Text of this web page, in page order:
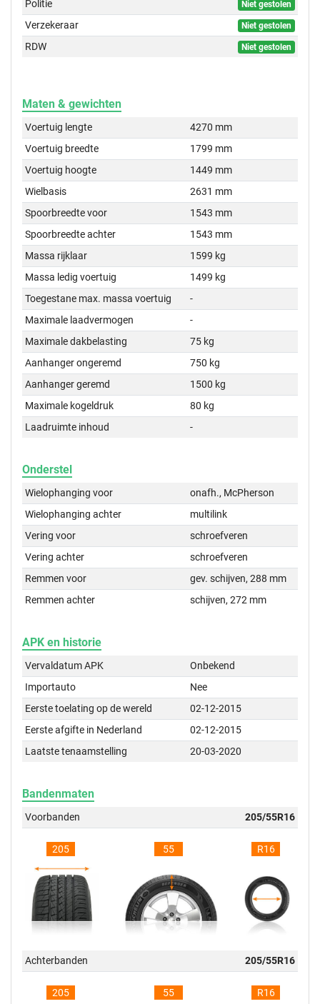
Politie
Niet gestolen
Verzekeraar Niet gestolen
RDW Niet gestolen
Maten & gewichten
Voertuig lengte
4270 mm
Voertuig breedte
1799 mm
Voertuig hoogte
1449 mm
Wielbasis
2631 mm
Spoorbreedte voor
1543 mm
Spoorbreedte achter
1543 mm
Massa rijklaar
1599 kg
Massa ledig voertuig
1499 kg
Toegestane max. massa voertuig
-
Maximale laadvermogen
-
Maximale dakbelasting
75 kg
Aanhanger ongeremd
750 kg
Aanhanger geremd
1500 kg
Maximale kogeldruk
80 kg
Laadruimte inhoud
-
Onderstel
Wielophanging voor
onafh., McPherson
Wielophanging achter
multilink
Vering voor
schroefveren
Vering achter
schroefveren
Remmen voor
gev. schijven, 288 mm
Remmen achter
schijven, 272 mm
APK en historie
Vervaldatum APK
Onbekend
Importauto
Nee
Eerste toelating op de wereld
02-12-2015
Eerste afgifte in Nederland
02-12-2015
Laatste tenaamstelling
20-03-2020
Bandenmaten
Voorbanden 205/55R16
205 55 R16
Achterbanden 205/55R16
205 55 R16